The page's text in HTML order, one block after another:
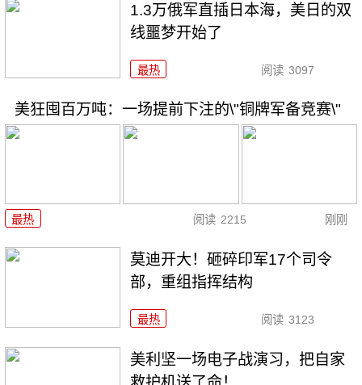
1.3万俄军直插日本海，美日的双
线噩梦开始了
最热 阅读 3097
美狂囤百万吨：一场提前下注的\"铜牌军备竞赛\"
最热 阅读 2215 刚刚
莫迪开大！砸碎印军17个司令
部，重组指挥结构
最热 阅读 3123
美利坚一场电子战演习，把自家